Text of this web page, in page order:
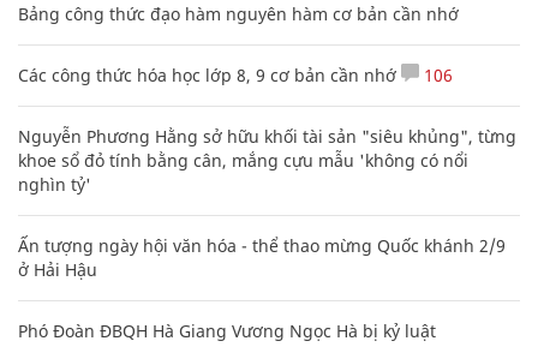
Bảng công thức đạo hàm nguyên hàm cơ bản cần nhớ
Các công thức hóa học lớp 8, 9 cơ bản cần nhớ 106
Nguyễn Phương Hằng sở hữu khối tài sản "siêu khủng", từng
khoe sổ đỏ tính bằng cân, mắng cựu mẫu 'không có nổi
nghìn tỷ'
Ấn tượng ngày hội văn hóa - thể thao mừng Quốc khánh 2/9
ở Hải Hậu
Phó Đoàn ĐBQH Hà Giang Vương Ngọc Hà bị kỷ luật